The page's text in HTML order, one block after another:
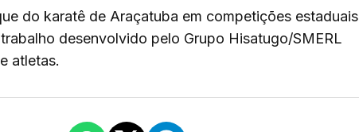
do karatê de Araçatuba em competições estaduais
desenvolvido pelo Grupo Hisatugo/SMERL
atletas.